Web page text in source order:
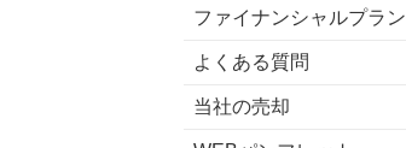
ファイナンシャルプラン
よくある質問
当社の売却